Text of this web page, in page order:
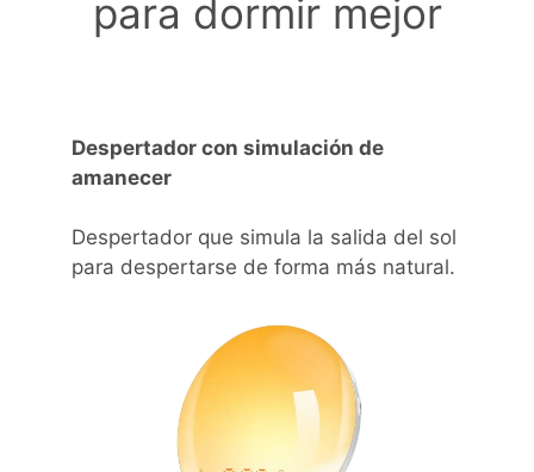
para dormir mejor
Despertador con simulación de
amanecer
Despertador que simula la salida del sol
para despertarse de forma más natural.